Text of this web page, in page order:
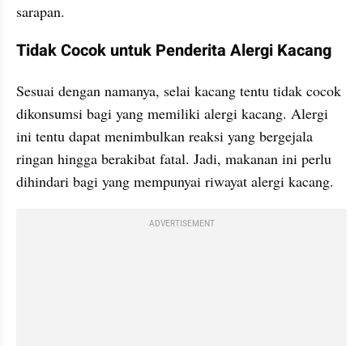
sarapan.
Tidak Cocok untuk Penderita Alergi Kacang
Sesuai dengan namanya, selai kacang tentu tidak cocok
dikonsumsi bagi yang memiliki alergi kacang. Alergi
ini tentu dapat menimbulkan reaksi yang bergejala
ringan hingga berakibat fatal. Jadi, makanan ini perlu
dihindari bagi yang mempunyai riwayat alergi kacang.
ADVERTISEMENT